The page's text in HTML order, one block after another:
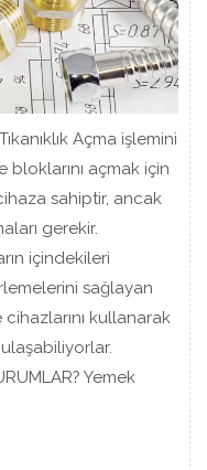
Açma işlemini
bloklarını açmak için
sahiptir, ancak
gerekir.
içindekileri
sağlayan
kullanarak
Yemek